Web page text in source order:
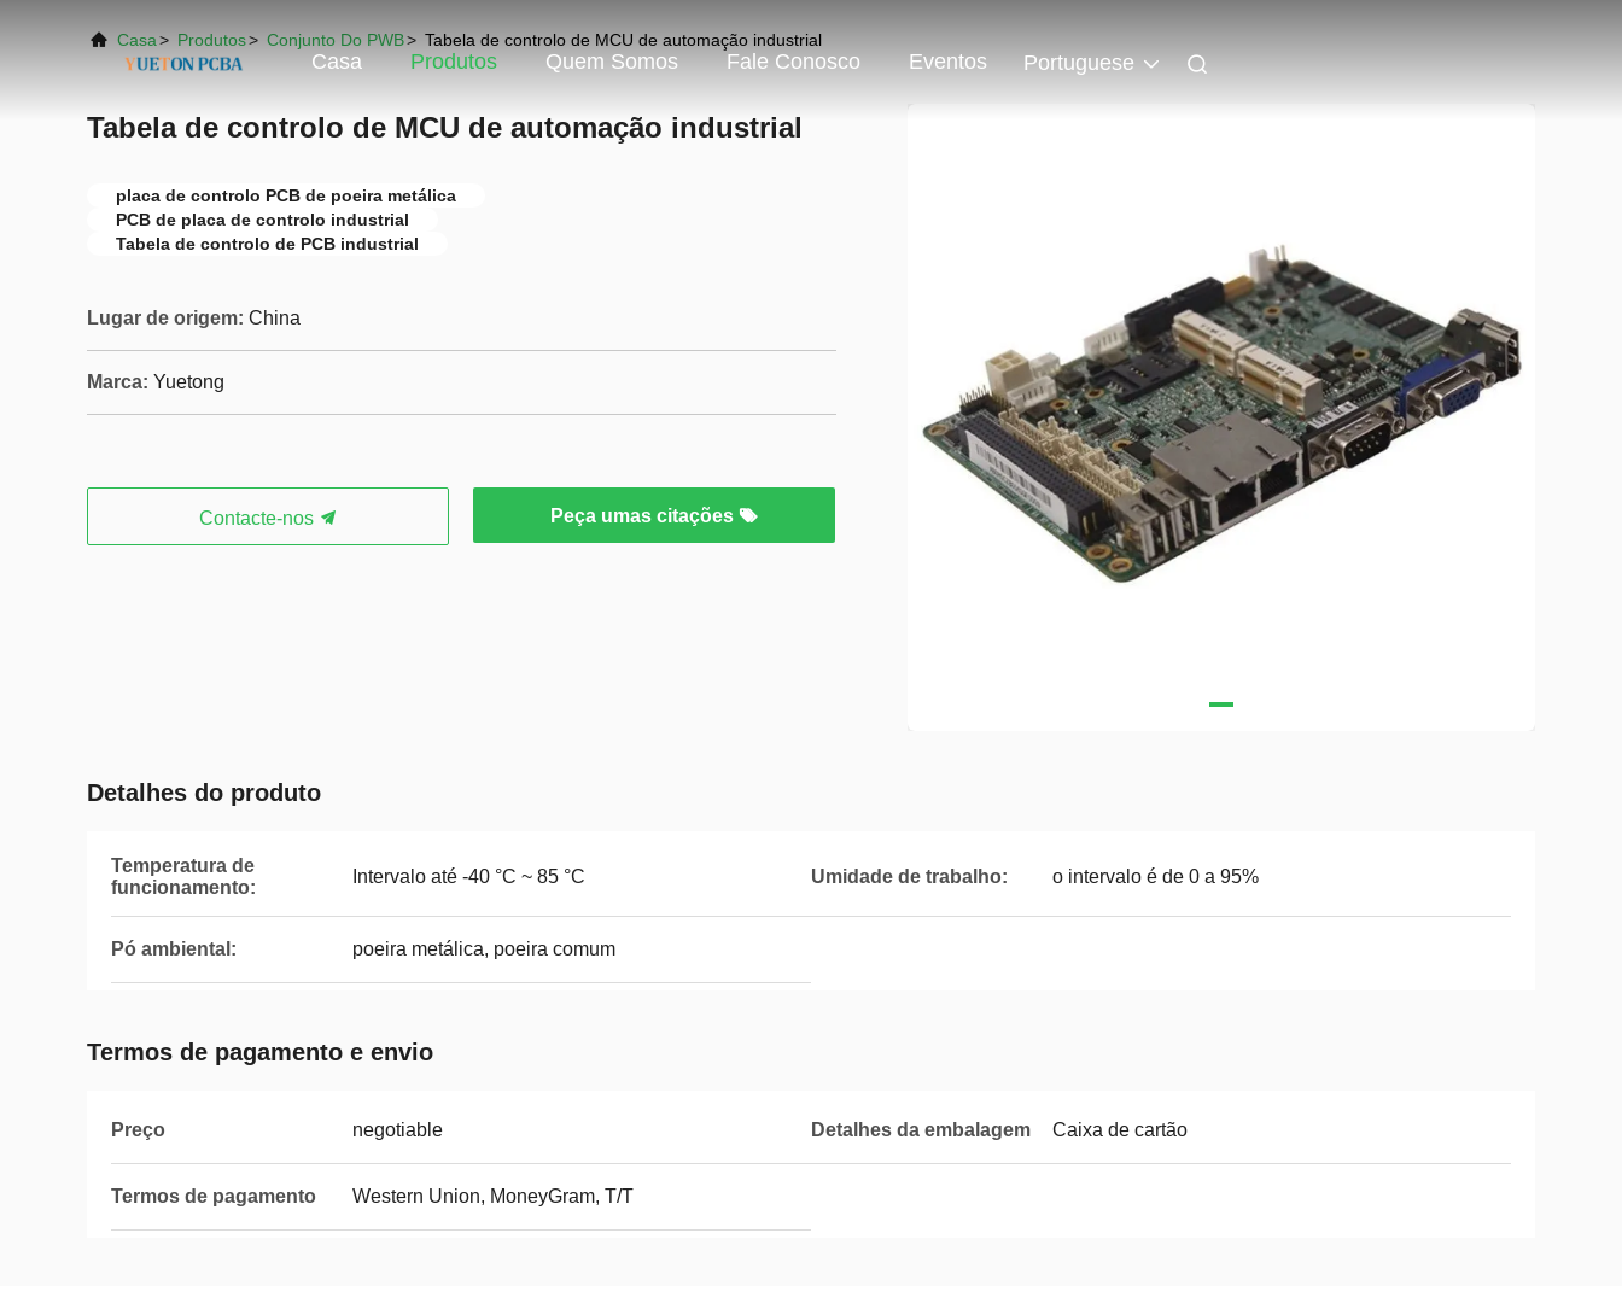
Casa Produtos Quem Somos Fale Conosco Eventos Portuguese
Casa> Produtos> Conjunto Do PWB> Tabela de controlo de MCU de automação industrial
Tabela de controlo de MCU de automação industrial
placa de controlo PCB de poeira metálica
PCB de placa de controlo industrial
Tabela de controlo de PCB industrial
Lugar de origem: China
Marca: Yuetong
Contacte-nos Peça umas citações
Detalhes do produto
Temperatura de
funcionamento:
Intervalo até -40 °C ~ 85 °C Umidade de trabalho: o intervalo é de 0 a 95%
Pó ambiental: poeira metálica, poeira comum
Termos de pagamento e envio
Preço negotiable Detalhes da embalagem Caixa de cartão
Termos de pagamento Western Union, MoneyGram, T/T